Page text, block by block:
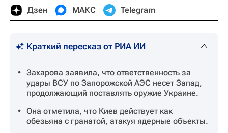
Дзен МАКС Telegram
Краткий пересказ от РИА ИИ
Захарова заявила, что ответственность за
удары ВСУ по Запорожской АЭС несет Запад,
продолжающий поставлять оружие Украине.
Она отметила, что Киев действует как
обезьяна с гранатой, атакуя ядерные объекты.